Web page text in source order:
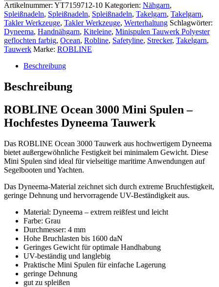
Artikelnummer: YT7159712-10 Kategorien: Nähgarn,
Spleißnadeln, Spleißnadeln, Spleißnadeln, Takelgarn, Takelgarn,
Takler Werkzeuge, Takler Werkzeuge, Werterhaltung Schlagwörter:
Dyneema, Handnähgarn, Kiteleine, Minispulen Tauwerk Polyester
geflochten farbig, Ocean, Robline, Safetyline, Strecker, Takelgarn,
Tauwerk Marke: ROBLINE
Beschreibung
Beschreibung
ROBLINE Ocean 3000 Mini Spulen –
Hochfestes Dyneema Tauwerk
Das ROBLINE Ocean 3000 Tauwerk aus hochwertigem Dyneema
bietet außergewöhnliche Festigkeit bei minimalem Gewicht. Diese
Mini Spulen sind ideal für vielseitige maritime Anwendungen auf
Segelbooten und Yachten.
Das Dyneema-Material zeichnet sich durch extreme Bruchfestigkeit,
geringe Dehnung und hervorragende UV-Beständigkeit aus.
Material: Dyneema – extrem reißfest und leicht
Farbe: Grau
Durchmesser: 4 mm
Hohe Bruchlasten bis 1600 daN
Geringes Gewicht für optimale Handhabung
UV-beständig und langlebig
Praktische Mini Spulen für einfache Lagerung
geringe Dehnung
gut zu spleißen